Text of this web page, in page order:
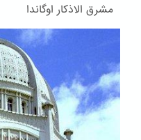
مشرق الاذکار اوگاندا